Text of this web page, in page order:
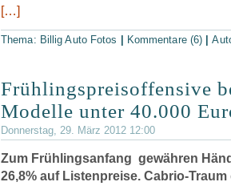
[…]
Thema: Billig Auto Fotos Kommentare (6) |
Frühlingspreisoffensive
Modelle unter 40.000
Donnerstag, 29. März 2012 12:00
Zum Frühlingsanfang gewähren
26,8% auf Listenpreise. Cabrio-